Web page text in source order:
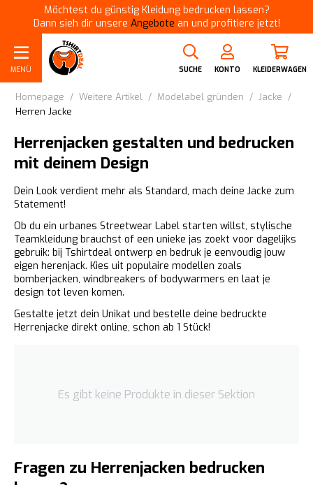
Möchtest du günstig Kleidung bedrucken lassen?
Dann sieh dir unsere Angebote an und profitiere jetzt!
MENÜ SUCHE KONTO KLEIDERWAGEN
Homepage / Weitere Artikel / Modelabel gründen / Jacke /
Herren Jacke
Herrenjacken gestalten und bedrucken
mit deinem Design
Dein Look verdient mehr als Standard, mach deine Jacke zum
Statement!
Ob du ein urbanes Streetwear Label starten willst, stylische
Teamkleidung brauchst of een unieke jas zoekt voor dagelijks
gebruik: bij Tshirtdeal ontwerp en bedruk je eenvoudig jouw
eigen herenjack. Kies uit populaire modellen zoals
bomberjacken, windbreakers of bodywarmers en laat je
design tot leven komen.
Gestalte jetzt dein Unikat und bestelle deine bedruckte
Herrenjacke direkt online, schon ab 1 Stück!
Es gibt keine Produkte in dieser Sektion
Fragen zu Herrenjacken bedrucken